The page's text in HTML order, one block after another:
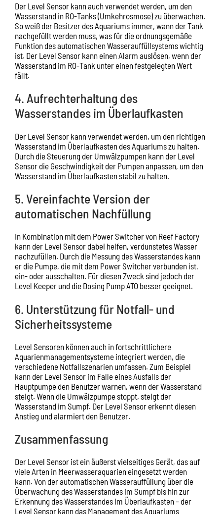
Der Level Sensor kann auch verwendet werden, um den
Wasserstand in RO-Tanks (Umkehrosmose) zu überwachen.
So weiß der Besitzer des Aquariums immer, wann der Tank
nachgefüllt werden muss, was für die ordnungsgemäße
Funktion des automatischen Wasserauffüllsystems wichtig
ist. Der Level Sensor kann einen Alarm auslösen, wenn der
Wasserstand im RO-Tank unter einen festgelegten Wert
fällt.
4. Aufrechterhaltung des
Wasserstandes im Überlaufkasten
Der Level Sensor kann verwendet werden, um den richtigen
Wasserstand im Überlaufkasten des Aquariums zu halten.
Durch die Steuerung der Umwälzpumpen kann der Level
Sensor die Geschwindigkeit der Pumpen anpassen, um den
Wasserstand im Überlaufkasten stabil zu halten.
5. Vereinfachte Version der
automatischen Nachfüllung
In Kombination mit dem Power Switcher von Reef Factory
kann der Level Sensor dabei helfen, verdunstetes Wasser
nachzufüllen. Durch die Messung des Wasserstandes kann
er die Pumpe, die mit dem Power Switcher verbunden ist,
ein- oder ausschalten. Für diesen Zweck sind jedoch der
Level Keeper und die Dosing Pump ATO besser geeignet.
6. Unterstützung für Notfall- und
Sicherheitssysteme
Level Sensoren können auch in fortschrittlichere
Aquarienmanagementsysteme integriert werden, die
verschiedene Notfallszenarien umfassen. Zum Beispiel
kann der Level Sensor im Falle eines Ausfalls der
Hauptpumpe den Benutzer warnen, wenn der Wasserstand
steigt. Wenn die Umwälzpumpe stoppt, steigt der
Wasserstand im Sumpf. Der Level Sensor erkennt diesen
Anstieg und alarmiert den Benutzer.
Zusammenfassung
Der Level Sensor ist ein äußerst vielseitiges Gerät, das auf
viele Arten in Meerwasseraquarien eingesetzt werden
kann. Von der automatischen Wasserauffüllung über die
Überwachung des Wasserstandes im Sumpf bis hin zur
Erkennung des Wasserstandes im Überlaufkasten – der
Level Sensor kann das Management des Aquariums